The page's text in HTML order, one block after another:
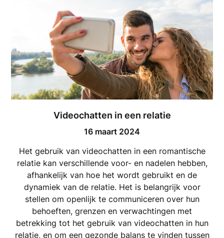
Videochatten in een relatie
16 maart 2024
Het gebruik van videochatten in een romantische
relatie kan verschillende voor- en nadelen hebben,
afhankelijk van hoe het wordt gebruikt en de
dynamiek van de relatie. Het is belangrijk voor
stellen om openlijk te communiceren over hun
behoeften, grenzen en verwachtingen met
betrekking tot het gebruik van videochatten in hun
relatie, en om een gezonde balans te vinden tussen